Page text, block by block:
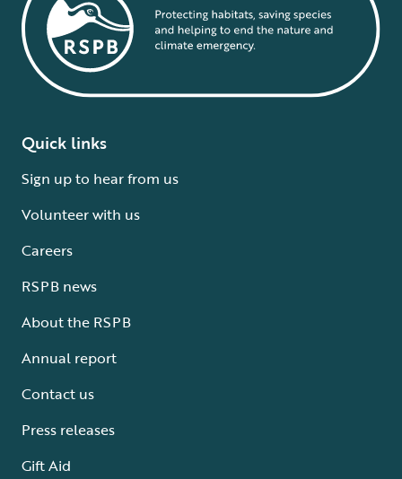
Quick links
Sign up to hear from us
Volunteer with us
Careers
RSPB news
About the RSPB
Annual report
Contact us
Press releases
Gift Aid